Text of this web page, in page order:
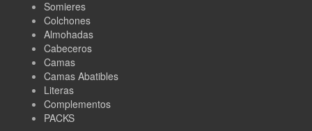
Somieres
Colchones
Almohadas
Cabeceros
Camas
Camas Abatibles
Literas
Complementos
PACKS